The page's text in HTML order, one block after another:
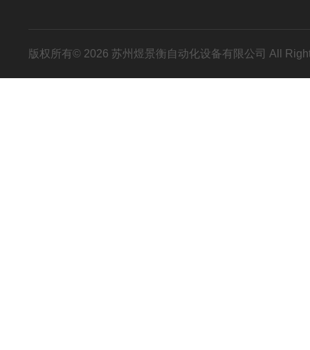
版权所有© 2026 苏州煜景衡自动化设备有限公司 All